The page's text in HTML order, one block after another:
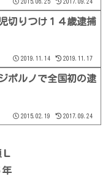
2015.06.25 2017.09.24
切りつけ１４歳逮捕
2019.11.14 2019.11.17
ポルノで全国初の逮
2015.02.19 2017.09.24
年